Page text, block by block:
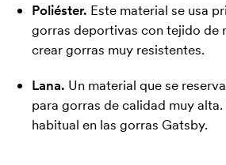
Poliéster. Este material se usa
gorras deportivas con tejido de
crear gorras muy resistentes.
Lana. Un material que se
para gorras de calidad muy alta.
habitual en las gorras Gatsby.